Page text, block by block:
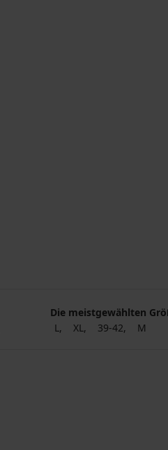
Die meistgewählten
L
XL 39-42 M